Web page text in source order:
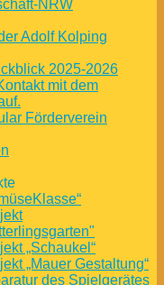
NRW
Adolf Kolping
2025-2026
mit dem
Förderverein
„Schaukel“
„Mauer Gestaltung“
des Spielgerätes